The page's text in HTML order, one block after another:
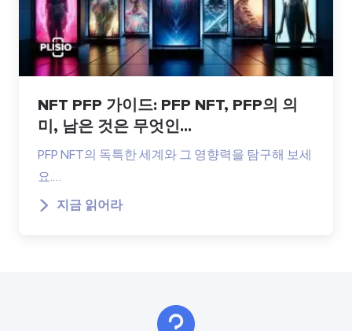
NFT PFP 가이드: PFP NFT, PFP의 의
미, 남은 것은 무엇인...
PFP NFT의 독특한 세계와 그 영향력을 탐구해 보세
요.…
지금 읽어라